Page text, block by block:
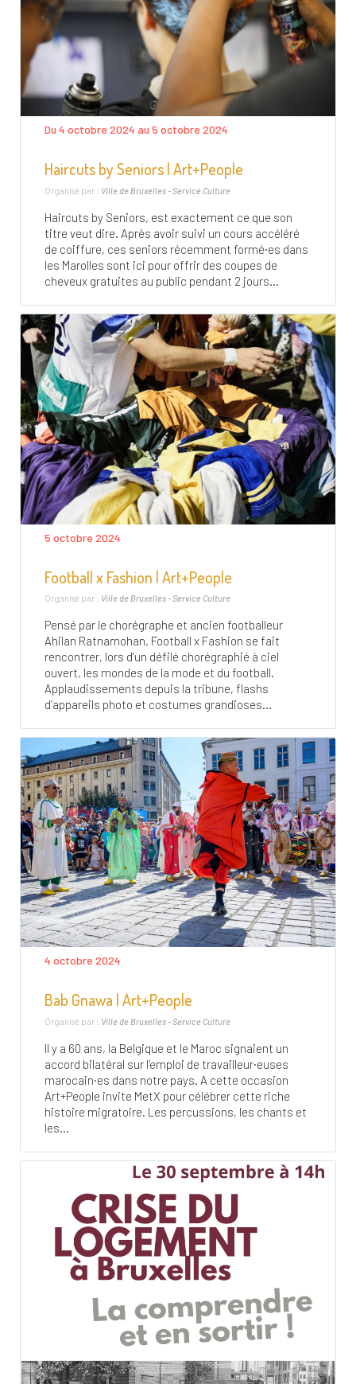
Du 4 octobre 2024 au 5 octobre 2024
Haircuts by Seniors | Art+People
Organisé par : Ville de Bruxelles - Service Culture
Haircuts by Seniors, est exactement ce que son
titre veut dire. Après avoir suivi un cours accéléré
de coiffure, ces seniors récemment formé·es dans
les Marolles sont ici pour offrir des coupes de
cheveux gratuites au public pendant 2 jours...
5 octobre 2024
Football x Fashion | Art+People
Organisé par : Ville de Bruxelles - Service Culture
Pensé par le chorégraphe et ancien footballeur
Ahilan Ratnamohan, Football x Fashion se fait
rencontrer, lors d’un défilé chorégraphié à ciel
ouvert, les mondes de la mode et du football.
Applaudissements depuis la tribune, flashs
d’appareils photo et costumes grandioses...
4 octobre 2024
Bab Gnawa | Art+People
Organisé par : Ville de Bruxelles - Service Culture
Il y a 60 ans, la Belgique et le Maroc signaient un
accord bilatéral sur l’emploi de travailleur·euses
marocain·es dans notre pays. A cette occasion
Art+People invite MetX pour célébrer cette riche
histoire migratoire. Les percussions, les chants et
les...